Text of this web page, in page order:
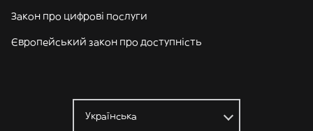
Закон про цифрові послуги
Європейський закон про доступність